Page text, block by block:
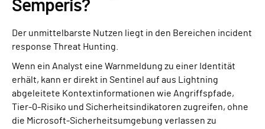
Semperis?
Der unmittelbarste Nutzen liegt in den Bereichen incident
response Threat Hunting.
Wenn ein Analyst eine Warnmeldung zu einer Identität
erhält, kann er direkt in Sentinel auf aus Lightning
abgeleitete Kontextinformationen wie Angriffspfade,
Tier-0-Risiko und Sicherheitsindikatoren zugreifen, ohne
die Microsoft-Sicherheitsumgebung verlassen zu